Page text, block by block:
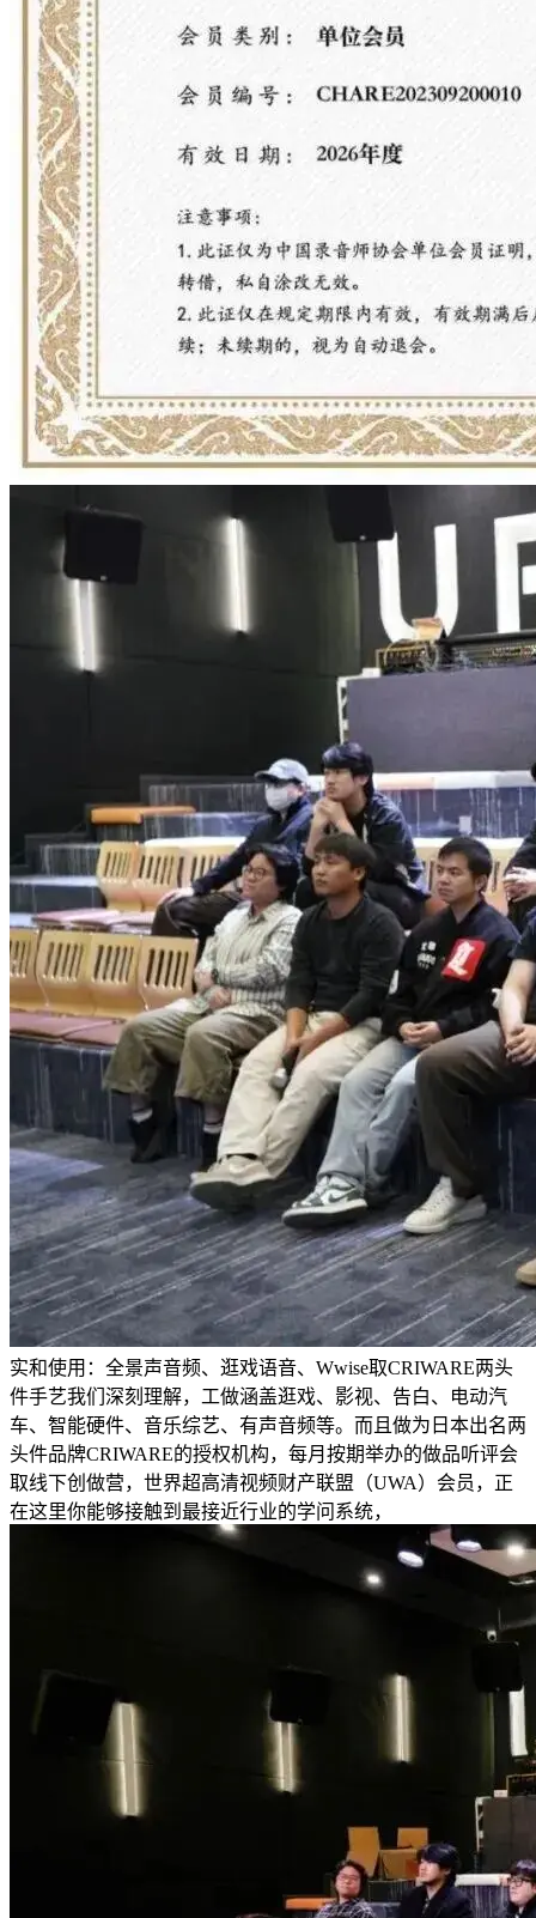
实和使用：全景声音频、逛戏语音、Wwise取CRIWARE两头
件手艺我们深刻理解，工做涵盖逛戏、影视、告白、电动汽
车、智能硬件、音乐综艺、有声音频等。而且做为日本出名两
头件品牌CRIWARE的授权机构，每月按期举办的做品听评会
取线下创做营，世界超高清视频财产联盟（UWA）会员，正
在这里你能够接触到最接近行业的学问系统，